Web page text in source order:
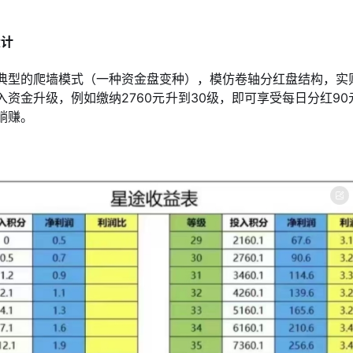
型的爬墙模式（一种资金盘变种），模仿卷轴分红盘结构，实
资金升级，例如缴纳2760元升到30级，即可享受每日分红90
。